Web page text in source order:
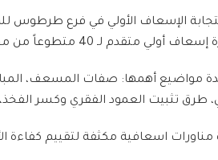
الإسعاف الأولي في فرع طرطوس
من محافظتي طرطوس واللاذقية في مخيم الشباب – بانياس.
عدة مواضيع أهمها: صفات المسعف،
طرق تثبيت العمود الفقري وكسر
مناورات اسعافية مكثفة لتقييم كفاءة